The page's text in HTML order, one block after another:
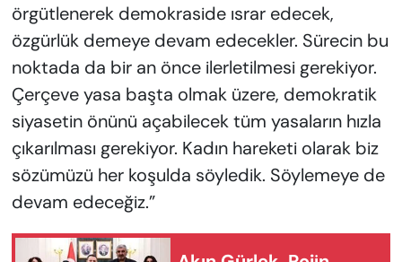
örgütlenerek demokraside ısrar edecek,
özgürlük demeye devam edecekler. Sürecin bu
noktada da bir an önce ilerletilmesi gerekiyor.
Çerçeve yasa başta olmak üzere, demokratik
siyasetin önünü açabilecek tüm yasaların hızla
çıkarılması gerekiyor. Kadın hareketi olarak biz
sözümüzü her koşulda söyledik. Söylemeye de
devam edeceğiz.”